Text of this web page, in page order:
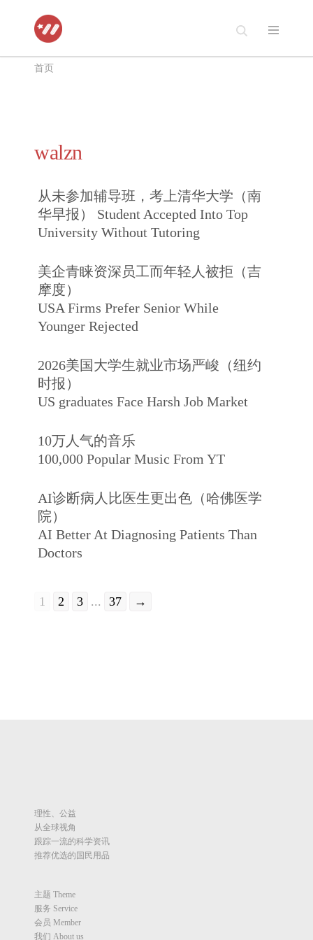
至
首页
walzn
从未参加辅导班，考上清华大学（南
华早报） Student Accepted Into Top
University Without Tutoring
美企青睐资深员工而年轻人被拒（吉
摩度）
USA Firms Prefer Senior While
Younger Rejected
2026美国大学生就业市场严峻（纽约
时报）
US graduates Face Harsh Job Market
10万人气的音乐
100,000 Popular Music From YT
AI诊断病人比医生更出色（哈佛医学
院）
AI Better At Diagnosing Patients Than
Doctors
1 2 3 ... 37 →
理性、公益
从全球视角
跟踪一流的科学资讯
推荐优选的国民用品
主题 Theme
服务 Service
会员 Member
我们 About us